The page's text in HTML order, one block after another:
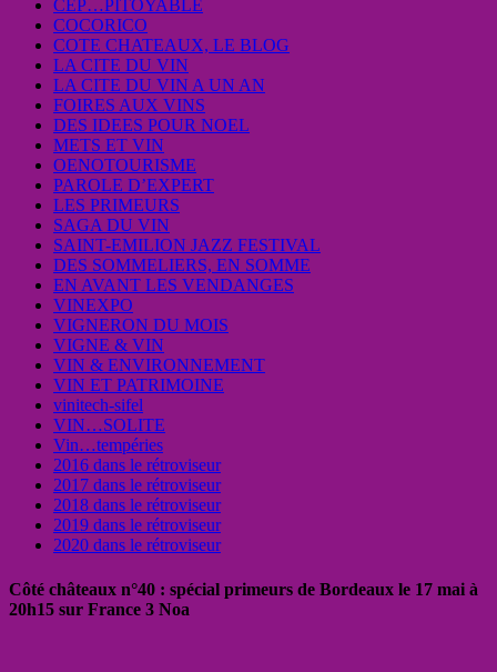
CEP…PITOYABLE
COCORICO
COTE CHATEAUX, LE BLOG
LA CITE DU VIN
LA CITE DU VIN A UN AN
FOIRES AUX VINS
DES IDEES POUR NOEL
METS ET VIN
OENOTOURISME
PAROLE D’EXPERT
LES PRIMEURS
SAGA DU VIN
SAINT-EMILION JAZZ FESTIVAL
DES SOMMELIERS, EN SOMME
EN AVANT LES VENDANGES
VINEXPO
VIGNERON DU MOIS
VIGNE & VIN
VIN & ENVIRONNEMENT
VIN ET PATRIMOINE
vinitech-sifel
VIN…SOLITE
Vin…tempéries
2016 dans le rétroviseur
2017 dans le rétroviseur
2018 dans le rétroviseur
2019 dans le rétroviseur
2020 dans le rétroviseur
Côté châteaux n°40 : spécial primeurs de Bordeaux le 17 mai à
20h15 sur France 3 Noa